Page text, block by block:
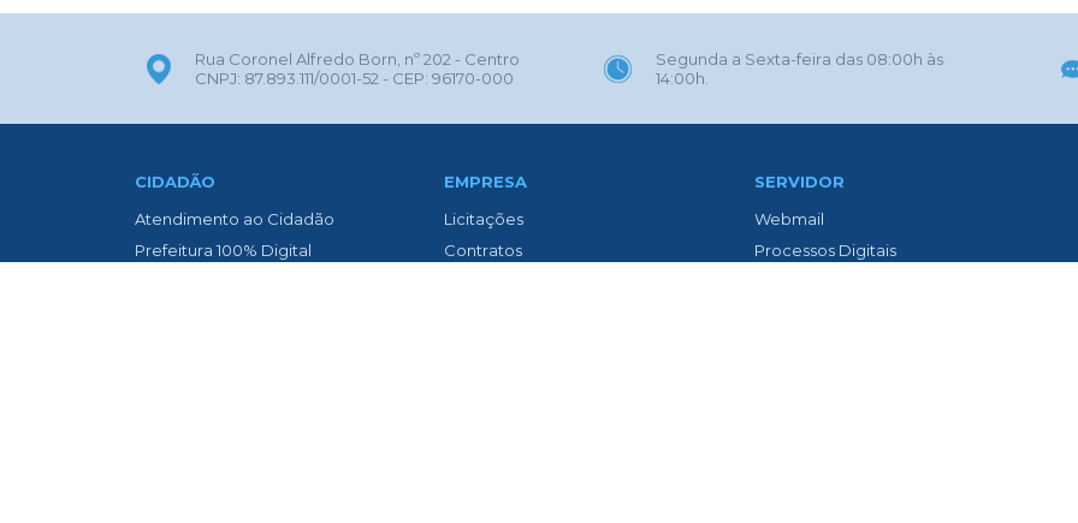
Rua Coronel Alfredo Born, nº 202 - Centro
CNPJ: 87.893.111/0001-52 - CEP: 96170-000
Segunda a Sexta-feira das 08:00h às
14:00h.
CIDADÃO
Atendimento ao Cidadão
Prefeitura 100% Digital
EMPRESA
Licitações
Contratos
SERVIDOR
Webmail
Processos Digitais